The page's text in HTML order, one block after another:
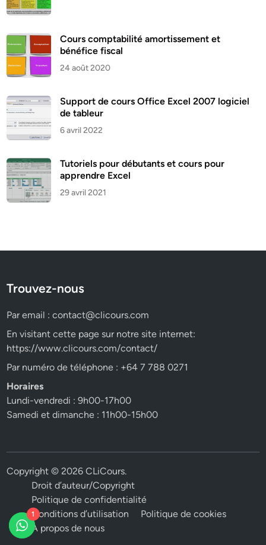
Cours comptabilité amortissement et
bénéfice fiscal
24 août 2020
Support de cours Office Excel 2007 logiciel
de tableur
6 avril 2022
Tutoriels pour débutants et cours pour
apprendre Excel
29 avril 2021
Trouvez-nous
Par email :contact@clicours.com
En visitant cette page sur notre site internet:
https://www.clicours.com/contact/
Par numéro de téléphone : +64 7 788 0271
Horaires
Lundi-vendredi : 9h00-17h00
Samedi et dimanche : 11h00-15h00
Copyright © 2026CLiCours.
Droit d’auteur/Copyright
Politique de confidentialité
Conditions d’utilisation
Politique de cookies
A propos de nous
1